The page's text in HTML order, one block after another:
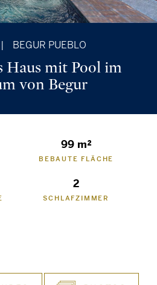
BEGUR PUEBLO
Haus mit Pool im
von Begur
99 m²
BEBAUTE FLÄCHE
2
SCHLAFZIMMER